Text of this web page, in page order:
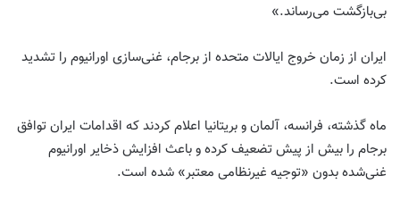
بی‌بازگشت می‌رساند.»
ایران از زمان خروج ایالات متحده از برجام، غنی‌سازی اورانیوم را تشدید
کرده است.
ماه گذشته، فرانسه، آلمان و بریتانیا اعلام کردند که اقدامات ایران توافق
برجام را بیش از پیش تضعیف کرده و باعث افزایش ذخایر اورانیوم
غنی‌شده بدون «توجیه غیرنظامی معتبر» شده است.